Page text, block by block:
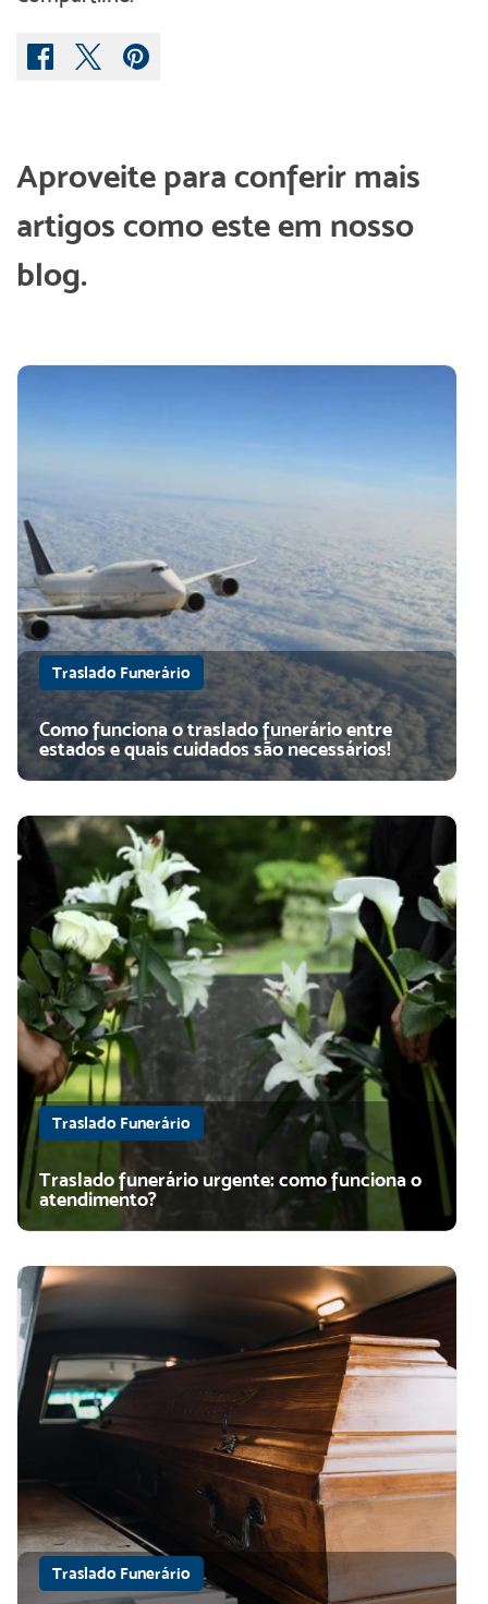
Aproveite para conferir mais
artigos como este em nosso
blog.
Traslado Funerário
Como funciona o traslado funerário entre
estados e quais cuidados são necessários!
Traslado Funerário
Traslado funerário urgente: como funciona o
atendimento?
Traslado Funerário